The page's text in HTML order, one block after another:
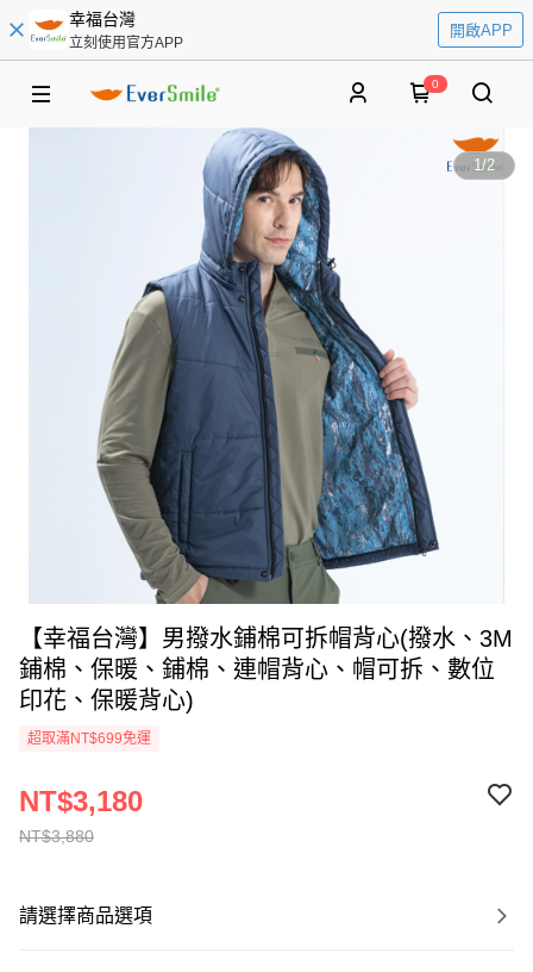
幸福台灣
立刻使用官方APP
開啟APP
0
1/2
【幸福台灣】男撥水鋪棉可拆帽背心(撥水、3M
鋪棉、保暖、鋪棉、連帽背心、帽可拆、數位
印花、保暖背心)
超取滿NT$699免運
NT$3,880
NT$3,180
請選擇商品選項